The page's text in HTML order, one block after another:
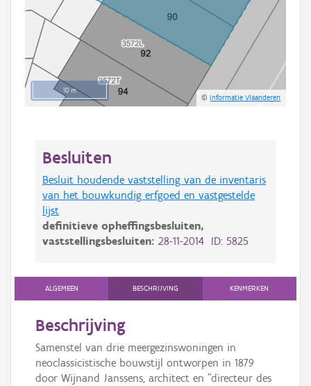
10 m
©Informatie Vlaanderen
Besluiten
Besluit houdende vaststelling van de inventaris
van het bouwkundig erfgoed en vastgestelde
lijst
definitieve opheffingsbesluiten,
vaststellingsbesluiten: 28-11-2014 ID: 5825
ALGEMEEN BESCHRIJVING KENMERKEN
Beschrijving
Samenstel van drie meergezinswoningen in
neoclassicistische bouwstijl ontworpen in 1879
door Wijnand Janssens, architect en "directeur des